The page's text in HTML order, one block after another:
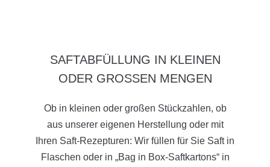
SAFTABFÜLLUNG IN KLEINEN
ODER GROSSEN MENGEN
Ob in kleinen oder großen Stückzahlen, ob
aus unserer eigenen Herstellung oder mit
Ihren Saft-Rezepturen: Wir füllen für Sie Saft in
Flaschen oder in „Bag in Box-Saftkartons“ in